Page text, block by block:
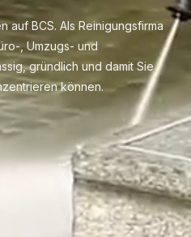
BCS. Als Reinigungsfirma
, Umzugs- und
gründlich und damit Sie
können.